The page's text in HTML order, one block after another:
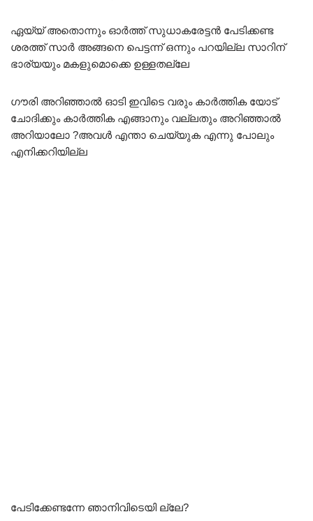
ഏയ്യ് അതൊന്നും ഓർത്ത് സുധാകരേട്ടൻ പേടിക്കണ്ട
ശരത്ത് സാർ അങ്ങനെ പെട്ടന്ന് ഒന്നും പറയില്ല സാറിന്
ഭാര്യയും മകളുമൊക്കെ ഉള്ളതല്ലേ
ഗൗരി അറിഞ്ഞാൽ ഓടി ഇവിടെ വരും കാർത്തിക യോട്
ചോദിക്കും കാർത്തിക എങ്ങാനും വല്ലതും അറിഞ്ഞാൽ
അറിയാലോ ?അവൾ എന്താ ചെയ്യുക എന്നു പോലും
എനിക്കറിയില്ല
പേടിക്കേണ്ടന്നേ ഞാനിവിടെയി ല്ലേ?